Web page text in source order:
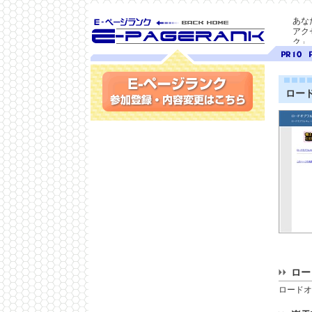
SEO対策に E-ページ
ランク
あな
アク
ク」
ランク
10
9
ロー
ロ
ロード
参加登録(無料)・内容変更